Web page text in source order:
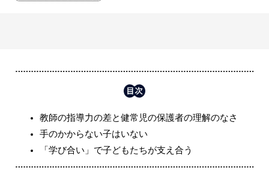
教師の指導力の差と健常児の保護者の理解のなさ
手のかからない子はいない
「学び合い」で子どもたちが支え合う